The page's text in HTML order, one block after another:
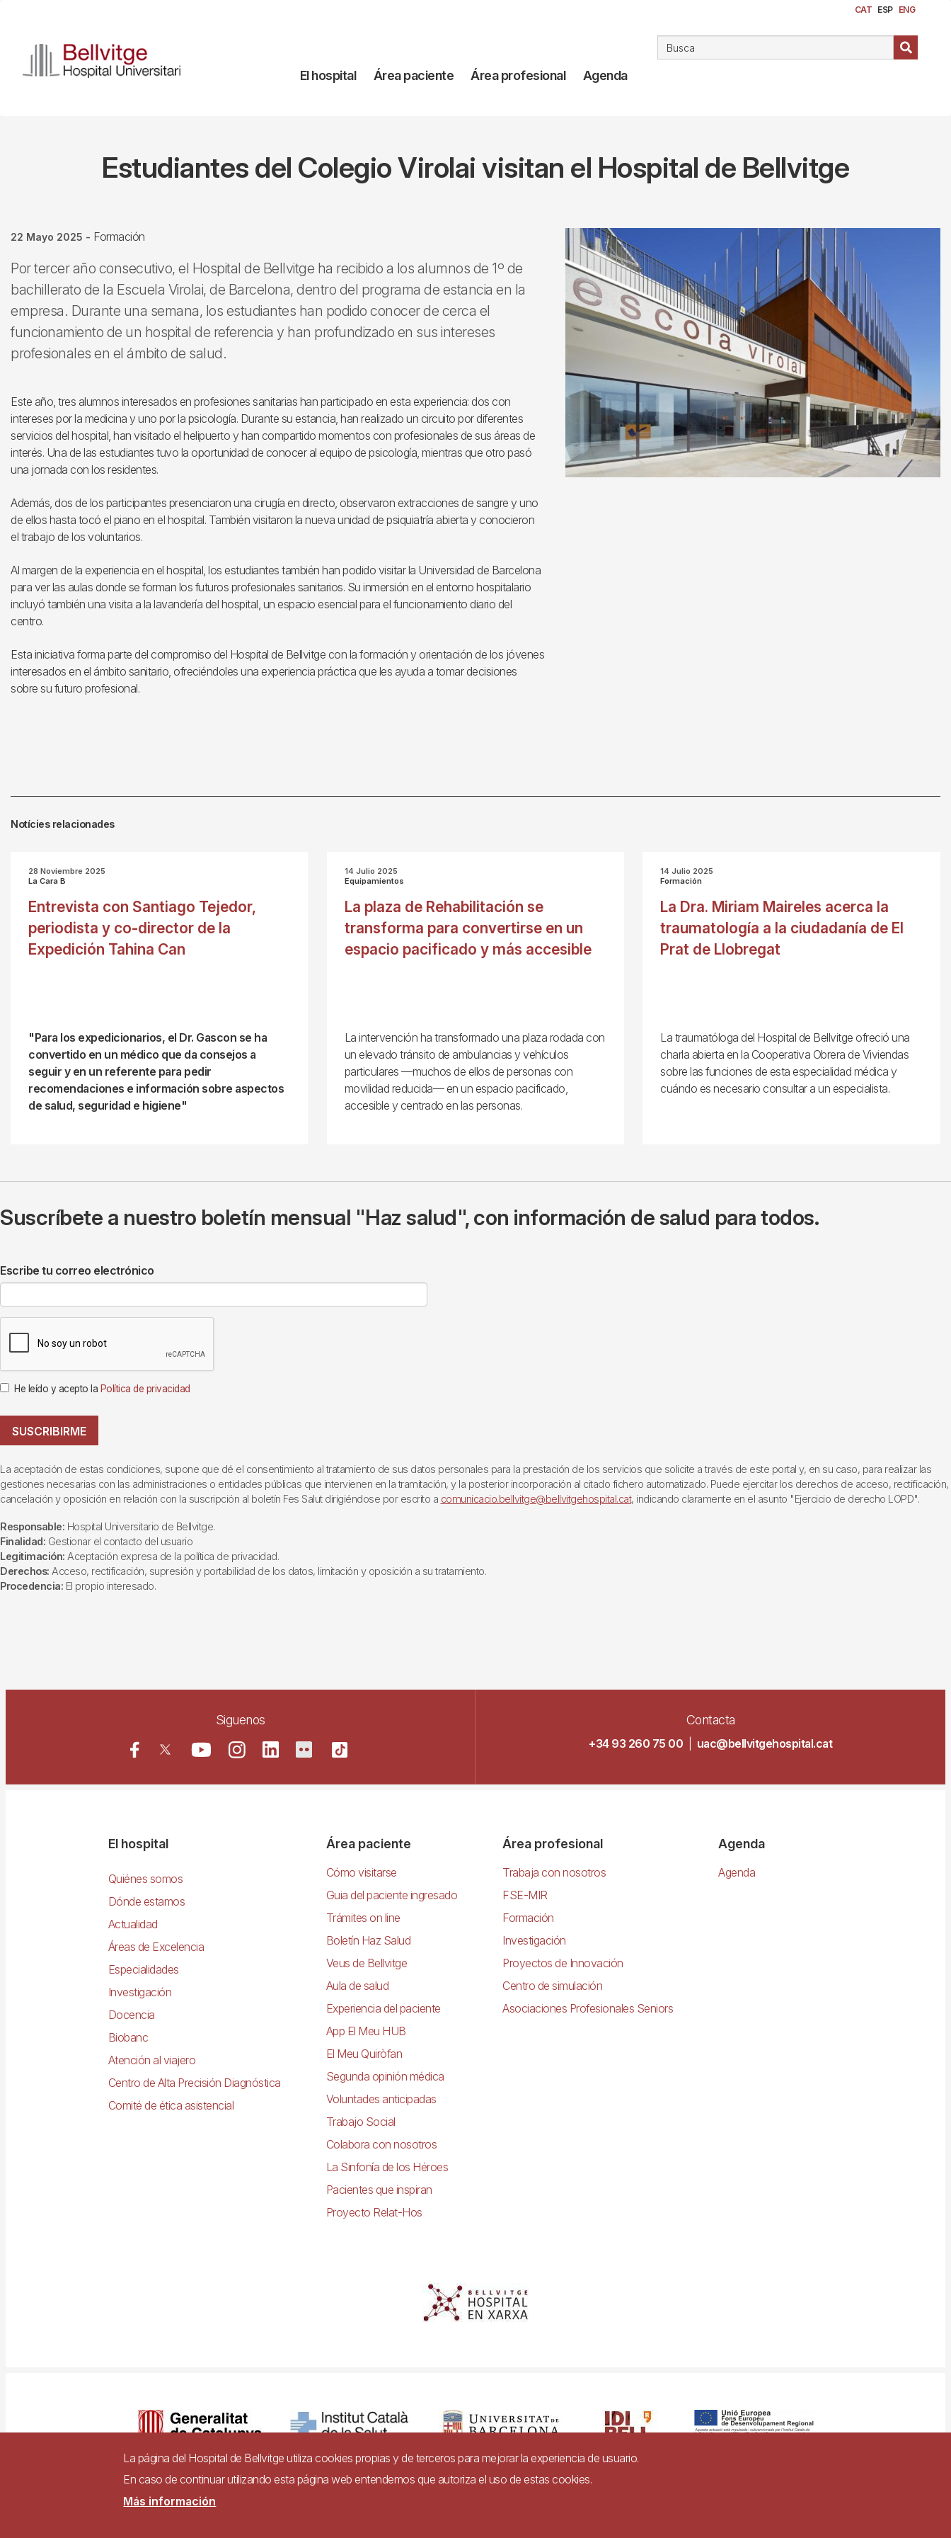
contenido
principal
CAT ESP ENG
Navegación
El hospital Área paciente Área profesional Agenda
Estudiantes del Colegio Virolai visitan el Hospital de Bellvitge
22 Mayo 2025 - Formación
Por tercer año consecutivo, el Hospital de Bellvitge ha recibido a los alumnos de 1º de
bachillerato de la Escuela Virolai, de Barcelona, dentro del programa de estancia en la
empresa. Durante una semana, los estudiantes han podido conocer de cerca el
funcionamiento de un hospital de referencia y han profundizado en sus intereses
profesionales en el ámbito de salud.
Este año, tres alumnos interesados en profesiones sanitarias han participado en esta experiencia: dos con
intereses por la medicina y uno por la psicología. Durante su estancia, han realizado un circuito por diferentes
servicios del hospital, han visitado el helipuerto y han compartido momentos con profesionales de sus áreas de
interés. Una de las estudiantes tuvo la oportunidad de conocer al equipo de psicología, mientras que otro pasó
una jornada con los residentes.
Además, dos de los participantes presenciaron una cirugía en directo, observaron extracciones de sangre y uno
de ellos hasta tocó el piano en el hospital. También visitaron la nueva unidad de psiquiatría abierta y conocieron
el trabajo de los voluntarios.
Al margen de la experiencia en el hospital, los estudiantes también han podido visitar la Universidad de Barcelona
para ver las aulas donde se forman los futuros profesionales sanitarios. Su inmersión en el entorno hospitalario
incluyó también una visita a la lavandería del hospital, un espacio esencial para el funcionamiento diario del
centro.
Esta iniciativa forma parte del compromiso del Hospital de Bellvitge con la formación y orientación de los jóvenes
interesados en el ámbito sanitario, ofreciéndoles una experiencia práctica que les ayuda a tomar decisiones
sobre su futuro profesional.
Notícies relacionades
28 Noviembre 2025
La Cara B
Entrevista con Santiago Tejedor,
periodista y co-director de la
Expedición Tahina Can
"Para los expedicionarios, el Dr. Gascon se ha
convertido en un médico que da consejos a
seguir y en un referente para pedir
recomendaciones e información sobre aspectos
de salud, seguridad e higiene"
14 Julio 2025
Equipamientos
La plaza de Rehabilitación se
transforma para convertirse en un
espacio pacificado y más accesible
La intervención ha transformado una plaza rodada con
un elevado tránsito de ambulancias y vehículos
particulares —muchos de ellos de personas con
movilidad reducida— en un espacio pacificado,
accesible y centrado en las personas.
14 Julio 2025
Formación
La Dra. Miriam Maireles acerca la
traumatología a la ciudadanía de El
Prat de Llobregat
La traumatóloga del Hospital de Bellvitge ofreció una
charla abierta en la Cooperativa Obrera de Viviendas
sobre las funciones de esta especialidad médica y
cuándo es necesario consultar a un especialista.
Suscríbete a nuestro boletín mensual "Haz salud", con información de salud para todos.
Escribe tu correo electrónico
He leído y acepto la Política de privacidad
SUSCRIBIRME
La aceptación de estas condiciones, supone que dé el consentimiento al tratamiento de sus datos personales para la prestación de los servicios que solicite a través de este portal y, en su caso, para realizar las
gestiones necesarias con las administraciones o entidades públicas que intervienen en la tramitación, y la posterior incorporación al citado fichero automatizado. Puede ejercitar los derechos de acceso, rectificación,
cancelación y oposición en relación con la suscripción al boletín Fes Salut dirigiéndose por escrito a comunicacio.bellvitge@bellvitgehospital.cat, indicando claramente en el asunto "Ejercicio de derecho LOPD".
Responsable: Hospital Universitario de Bellvitge.
Finalidad: Gestionar el contacto del usuario
Legitimación: Aceptación expresa de la política de privacidad.
Derechos: Acceso, rectificación, supresión y portabilidad de los datos, limitación y oposición a su tratamiento.
Procedencia: El propio interesado.
Siguenos Contacta
+34 93 260 75 00 uac@bellvitgehospital.cat
NavegacióEl hospital
Quiénes somos
Dónde estamos
Actualidad
Áreas de Excelencia
Especialidades
Investigación
Docencia
Biobanc
Atención al viajero
Centro de Alta Precisión Diagnóstica
Comité de ética asistencial
Área paciente
Cómo visitarse
Guia del paciente ingresado
Trámites on line
Boletín Haz Salud
Veus de Bellvitge
Aula de salud
Experiencia del paciente
App El Meu HUB
El Meu Quiròfan
Segunda opinión médica
Voluntades anticipadas
Trabajo Social
Colabora con nosotros
La Sinfonía de los Héroes
Pacientes que inspiran
Proyecto Relat-Hos
Área profesional
Trabaja con nosotros
FSE-MIR
Formación
Investigación
Proyectos de Innovación
Centro de simulación
Asociaciones Profesionales Seniors
Agenda
Agenda
Pie
La página del Hospital de Bellvitge utiliza cookies propias y de terceros para mejorar la experiencia de usuario.
En caso de continuar utilizando esta página web entendemos que autoriza el uso de estas cookies.
Más información